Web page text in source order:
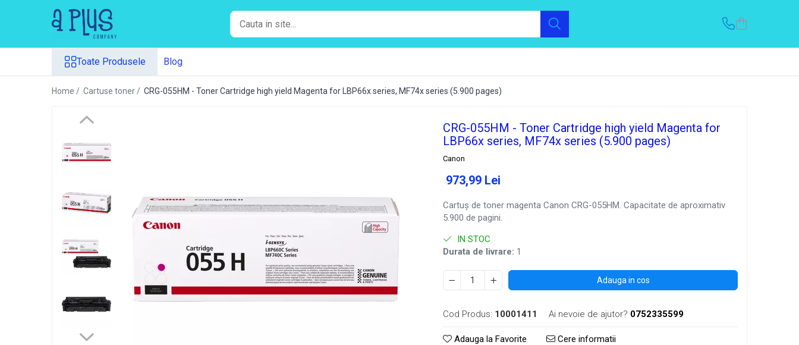
Benzi pentru etichete
Cartuse toner
Unitate cilindru (Drum unit)
Toate Produsele Blog
Home / Cartuse toner / CRG-055HM - Toner Cartridge high yield Magenta for LBP66x series, MF74x series (5.900 pages)
CRG-055HM - Toner Cartridge high yield Magenta for
LBP66x series, MF74x series (5.900 pages)
Canon
973,99 Lei
Cartuș de toner magenta Canon CRG-055HM. Capacitate de aproximativ
5.900 de pagini.
IN STOC
Durata de livrare: 1
Adauga in cos
Cod Produs: 10001411 Ai nevoie de ajutor? 0752335599
Adauga la Favorite Cere informatii